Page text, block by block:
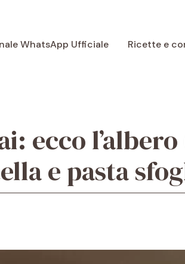
WhatsApp Ufficiale Ricette e
ecco
e pasta